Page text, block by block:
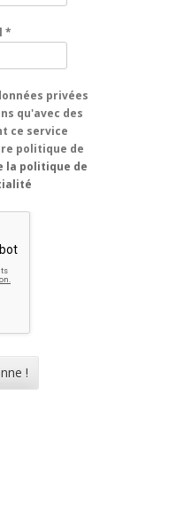
*
privées
qu'avec des
ce service
politique de
la politique de